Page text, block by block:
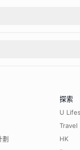
劃
探索
U
Travel
HK